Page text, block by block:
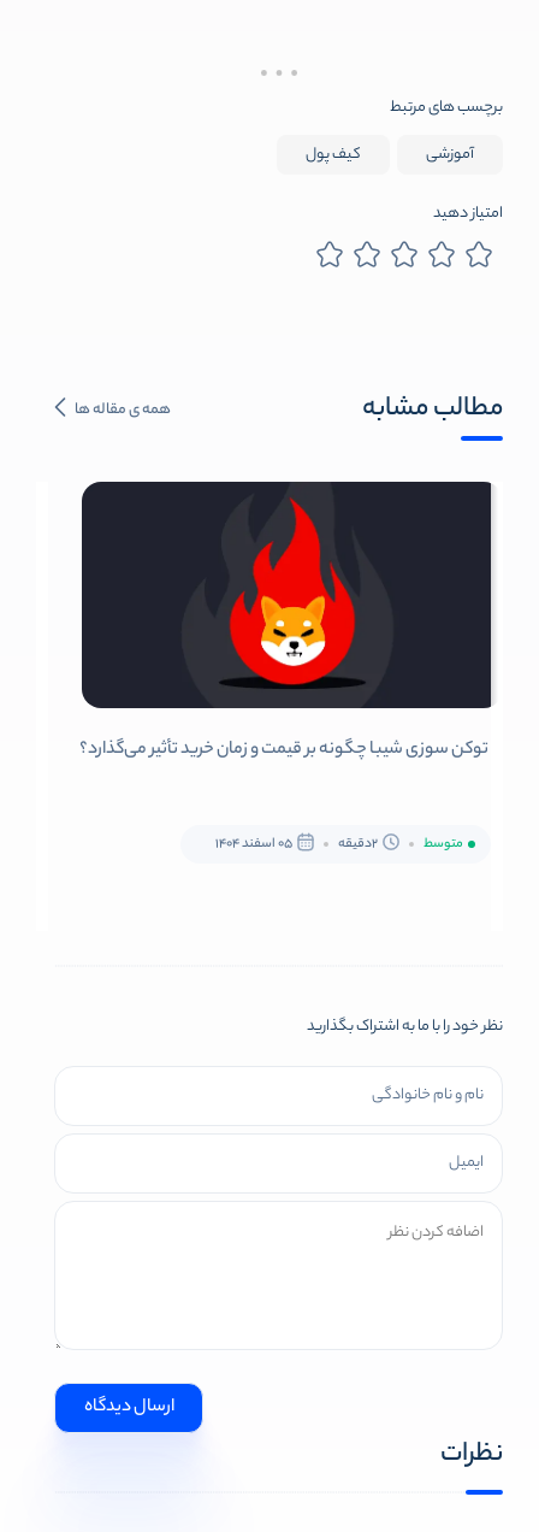
برچسب های مرتبط
آموزشی
کیف پول
امتیاز دهید
مطالب مشابه همه ی مقاله ها
توکن سوزی شیبا چگونه بر قیمت و زمان خرید تأثیر می‌گذارد؟
متوسط 2دقیقه 05 اسفند 1404
نظر خود را با ما به اشتراک بگذارید
نظرات